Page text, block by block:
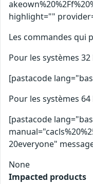
highlight=""
Les commandes qui
Pour les systèmes 32
[pastacode
Pour les systèmes 64
[pastacode
20everyone"
None
Impacted products